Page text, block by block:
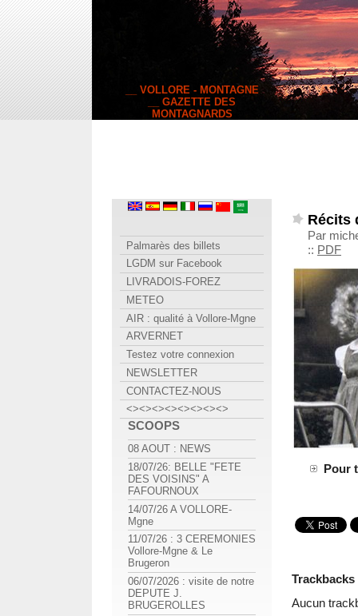
__ VOLLORE - MONTAGNE
__ GAZETTE DES
MONTAGNARDS
Récits
Par
:: PDF
Pour
Trackbacks
Aucun
Palmarès des billets
LGDM sur Facebook
LIVRADOIS-FOREZ
METEO
AIR : qualité à Vollore-Mgne
ARVERNET
Testez votre connexion
NEWSLETTER
CONTACTEZ-NOUS
<><><><><><><><>
SCOOPS
08 AOUT : NEWS
18/07/26: BELLE "FETE
DES VOISINS" A
FAFOURNOUX
14/07/26 A VOLLORE-
Mgne
11/07/26 : 3 CEREMONIES
Vollore-Mgne & Le
Brugeron
06/07/2026 : visite de notre
DEPUTE J.
BRUGEROLLES